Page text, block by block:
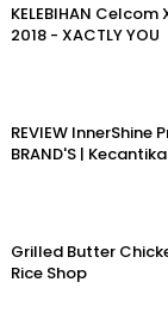
KELEBIHAN Celcom
2018 - XACTLY YOU
REVIEW InnerShine
BRAND'S |
Grilled Butter
Rice Shop